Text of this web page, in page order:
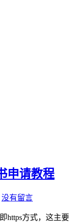
申请教程
没有留言
https方式，这主要